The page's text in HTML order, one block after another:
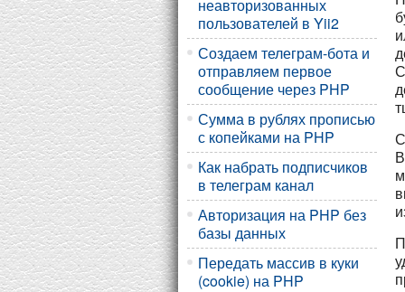
неавторизованных
пользователей в Yii2
Создаем телеграм-бота и
отправляем первое
сообщение через PHP
Сумма в рублях прописью
с копейками на PHP
Как набрать подписчиков
в телеграм канал
Авторизация на PHP без
базы данных
Передать массив в куки
(cookie) на PHP